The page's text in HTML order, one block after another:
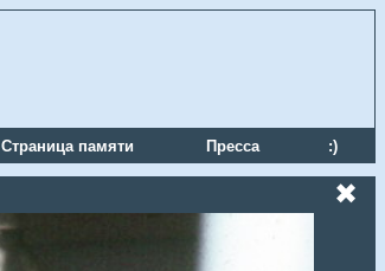
Страница памяти Пресса :)
✖